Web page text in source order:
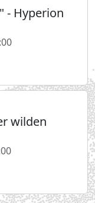
- Hyperion
wilden